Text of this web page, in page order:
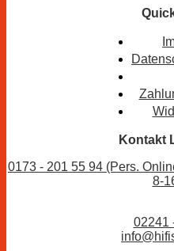
Kontakt
0173 - 201 55 94 (Pers.
8-
02241